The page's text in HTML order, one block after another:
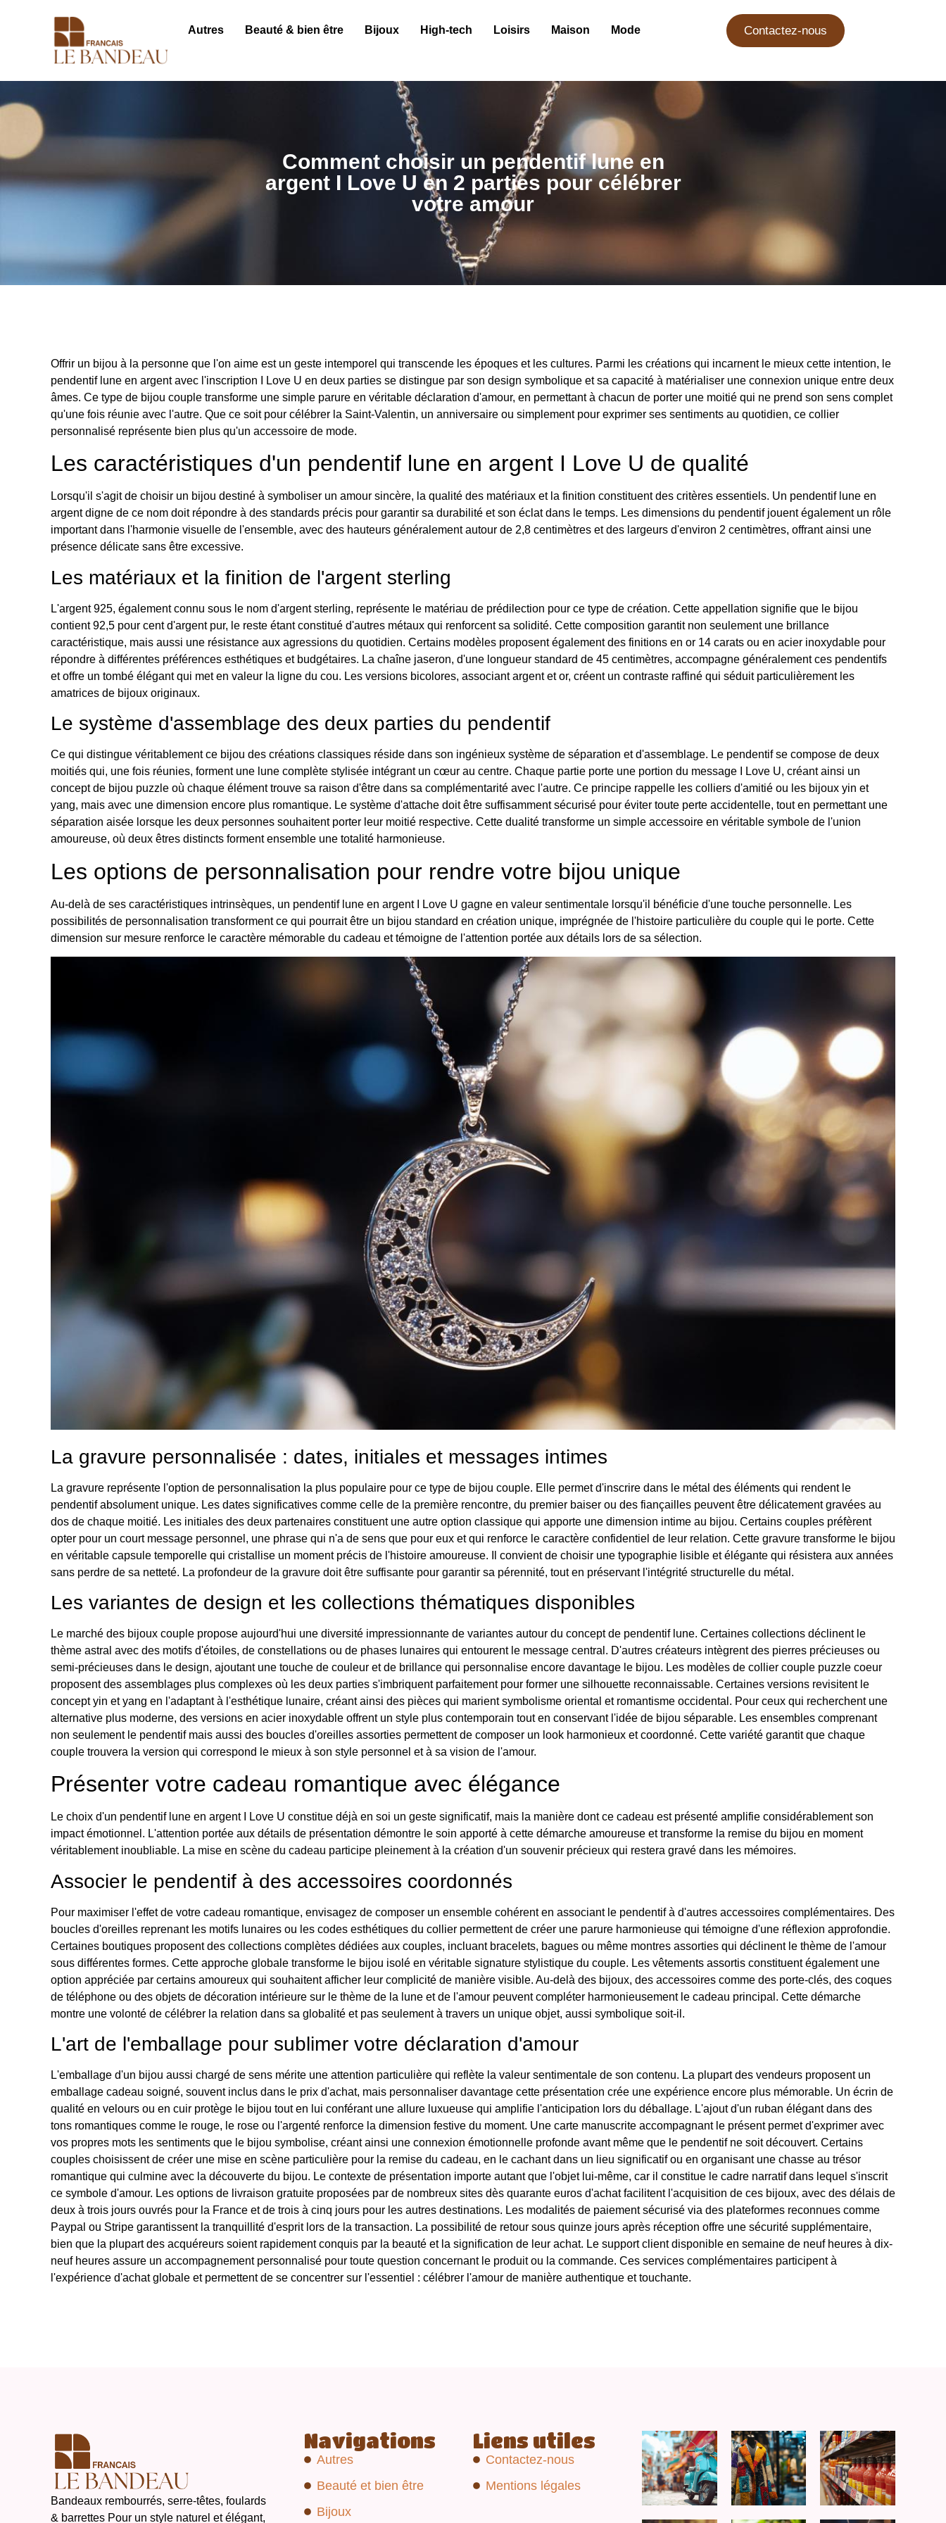
Autres Beauté & bien être Bijoux High-tech Loisirs Maison Mode Contactez-nous
Comment choisir un pendentif lune en
argent I Love U en 2 parties pour célébrer
votre amour
Offrir un bijou à la personne que l'on aime est un geste intemporel qui transcende les époques et les cultures. Parmi les créations qui incarnent le mieux cette intention, le
pendentif lune en argent avec l'inscription I Love U en deux parties se distingue par son design symbolique et sa capacité à matérialiser une connexion unique entre deux
âmes. Ce type de bijou couple transforme une simple parure en véritable déclaration d'amour, en permettant à chacun de porter une moitié qui ne prend son sens complet
qu'une fois réunie avec l'autre. Que ce soit pour célébrer la Saint-Valentin, un anniversaire ou simplement pour exprimer ses sentiments au quotidien, ce collier
personnalisé représente bien plus qu'un accessoire de mode.
Les caractéristiques d'un pendentif lune en argent I Love U de qualité
Lorsqu'il s'agit de choisir un bijou destiné à symboliser un amour sincère, la qualité des matériaux et la finition constituent des critères essentiels. Un pendentif lune en
argent digne de ce nom doit répondre à des standards précis pour garantir sa durabilité et son éclat dans le temps. Les dimensions du pendentif jouent également un rôle
important dans l'harmonie visuelle de l'ensemble, avec des hauteurs généralement autour de 2,8 centimètres et des largeurs d'environ 2 centimètres, offrant ainsi une
présence délicate sans être excessive.
Les matériaux et la finition de l'argent sterling
L'argent 925, également connu sous le nom d'argent sterling, représente le matériau de prédilection pour ce type de création. Cette appellation signifie que le bijou
contient 92,5 pour cent d'argent pur, le reste étant constitué d'autres métaux qui renforcent sa solidité. Cette composition garantit non seulement une brillance
caractéristique, mais aussi une résistance aux agressions du quotidien. Certains modèles proposent également des finitions en or 14 carats ou en acier inoxydable pour
répondre à différentes préférences esthétiques et budgétaires. La chaîne jaseron, d'une longueur standard de 45 centimètres, accompagne généralement ces pendentifs
et offre un tombé élégant qui met en valeur la ligne du cou. Les versions bicolores, associant argent et or, créent un contraste raffiné qui séduit particulièrement les
amatrices de bijoux originaux.
Le système d'assemblage des deux parties du pendentif
Ce qui distingue véritablement ce bijou des créations classiques réside dans son ingénieux système de séparation et d'assemblage. Le pendentif se compose de deux
moitiés qui, une fois réunies, forment une lune complète stylisée intégrant un cœur au centre. Chaque partie porte une portion du message I Love U, créant ainsi un
concept de bijou puzzle où chaque élément trouve sa raison d'être dans sa complémentarité avec l'autre. Ce principe rappelle les colliers d'amitié ou les bijoux yin et
yang, mais avec une dimension encore plus romantique. Le système d'attache doit être suffisamment sécurisé pour éviter toute perte accidentelle, tout en permettant une
séparation aisée lorsque les deux personnes souhaitent porter leur moitié respective. Cette dualité transforme un simple accessoire en véritable symbole de l'union
amoureuse, où deux êtres distincts forment ensemble une totalité harmonieuse.
Les options de personnalisation pour rendre votre bijou unique
Au-delà de ses caractéristiques intrinsèques, un pendentif lune en argent I Love U gagne en valeur sentimentale lorsqu'il bénéficie d'une touche personnelle. Les
possibilités de personnalisation transforment ce qui pourrait être un bijou standard en création unique, imprégnée de l'histoire particulière du couple qui le porte. Cette
dimension sur mesure renforce le caractère mémorable du cadeau et témoigne de l'attention portée aux détails lors de sa sélection.
La gravure personnalisée : dates, initiales et messages intimes
La gravure représente l'option de personnalisation la plus populaire pour ce type de bijou couple. Elle permet d'inscrire dans le métal des éléments qui rendent le
pendentif absolument unique. Les dates significatives comme celle de la première rencontre, du premier baiser ou des fiançailles peuvent être délicatement gravées au
dos de chaque moitié. Les initiales des deux partenaires constituent une autre option classique qui apporte une dimension intime au bijou. Certains couples préfèrent
opter pour un court message personnel, une phrase qui n'a de sens que pour eux et qui renforce le caractère confidentiel de leur relation. Cette gravure transforme le bijou
en véritable capsule temporelle qui cristallise un moment précis de l'histoire amoureuse. Il convient de choisir une typographie lisible et élégante qui résistera aux années
sans perdre de sa netteté. La profondeur de la gravure doit être suffisante pour garantir sa pérennité, tout en préservant l'intégrité structurelle du métal.
Les variantes de design et les collections thématiques disponibles
Le marché des bijoux couple propose aujourd'hui une diversité impressionnante de variantes autour du concept de pendentif lune. Certaines collections déclinent le
thème astral avec des motifs d'étoiles, de constellations ou de phases lunaires qui entourent le message central. D'autres créateurs intègrent des pierres précieuses ou
semi-précieuses dans le design, ajoutant une touche de couleur et de brillance qui personnalise encore davantage le bijou. Les modèles de collier couple puzzle coeur
proposent des assemblages plus complexes où les deux parties s'imbriquent parfaitement pour former une silhouette reconnaissable. Certaines versions revisitent le
concept yin et yang en l'adaptant à l'esthétique lunaire, créant ainsi des pièces qui marient symbolisme oriental et romantisme occidental. Pour ceux qui recherchent une
alternative plus moderne, des versions en acier inoxydable offrent un style plus contemporain tout en conservant l'idée de bijou séparable. Les ensembles comprenant
non seulement le pendentif mais aussi des boucles d'oreilles assorties permettent de composer un look harmonieux et coordonné. Cette variété garantit que chaque
couple trouvera la version qui correspond le mieux à son style personnel et à sa vision de l'amour.
Présenter votre cadeau romantique avec élégance
Le choix d'un pendentif lune en argent I Love U constitue déjà en soi un geste significatif, mais la manière dont ce cadeau est présenté amplifie considérablement son
impact émotionnel. L'attention portée aux détails de présentation démontre le soin apporté à cette démarche amoureuse et transforme la remise du bijou en moment
véritablement inoubliable. La mise en scène du cadeau participe pleinement à la création d'un souvenir précieux qui restera gravé dans les mémoires.
Associer le pendentif à des accessoires coordonnés
Pour maximiser l'effet de votre cadeau romantique, envisagez de composer un ensemble cohérent en associant le pendentif à d'autres accessoires complémentaires. Des
boucles d'oreilles reprenant les motifs lunaires ou les codes esthétiques du collier permettent de créer une parure harmonieuse qui témoigne d'une réflexion approfondie.
Certaines boutiques proposent des collections complètes dédiées aux couples, incluant bracelets, bagues ou même montres assorties qui déclinent le thème de l'amour
sous différentes formes. Cette approche globale transforme le bijou isolé en véritable signature stylistique du couple. Les vêtements assortis constituent également une
option appréciée par certains amoureux qui souhaitent afficher leur complicité de manière visible. Au-delà des bijoux, des accessoires comme des porte-clés, des coques
de téléphone ou des objets de décoration intérieure sur le thème de la lune et de l'amour peuvent compléter harmonieusement le cadeau principal. Cette démarche
montre une volonté de célébrer la relation dans sa globalité et pas seulement à travers un unique objet, aussi symbolique soit-il.
L'art de l'emballage pour sublimer votre déclaration d'amour
L'emballage d'un bijou aussi chargé de sens mérite une attention particulière qui reflète la valeur sentimentale de son contenu. La plupart des vendeurs proposent un
emballage cadeau soigné, souvent inclus dans le prix d'achat, mais personnaliser davantage cette présentation crée une expérience encore plus mémorable. Un écrin de
qualité en velours ou en cuir protège le bijou tout en lui conférant une allure luxueuse qui amplifie l'anticipation lors du déballage. L'ajout d'un ruban élégant dans des
tons romantiques comme le rouge, le rose ou l'argenté renforce la dimension festive du moment. Une carte manuscrite accompagnant le présent permet d'exprimer avec
vos propres mots les sentiments que le bijou symbolise, créant ainsi une connexion émotionnelle profonde avant même que le pendentif ne soit découvert. Certains
couples choisissent de créer une mise en scène particulière pour la remise du cadeau, en le cachant dans un lieu significatif ou en organisant une chasse au trésor
romantique qui culmine avec la découverte du bijou. Le contexte de présentation importe autant que l'objet lui-même, car il constitue le cadre narratif dans lequel s'inscrit
ce symbole d'amour. Les options de livraison gratuite proposées par de nombreux sites dès quarante euros d'achat facilitent l'acquisition de ces bijoux, avec des délais de
deux à trois jours ouvrés pour la France et de trois à cinq jours pour les autres destinations. Les modalités de paiement sécurisé via des plateformes reconnues comme
Paypal ou Stripe garantissent la tranquillité d'esprit lors de la transaction. La possibilité de retour sous quinze jours après réception offre une sécurité supplémentaire,
bien que la plupart des acquéreurs soient rapidement conquis par la beauté et la signification de leur achat. Le support client disponible en semaine de neuf heures à dix-
neuf heures assure un accompagnement personnalisé pour toute question concernant le produit ou la commande. Ces services complémentaires participent à
l'expérience d'achat globale et permettent de se concentrer sur l'essentiel : célébrer l'amour de manière authentique et touchante.
Bandeaux rembourrés, serre-têtes, foulards
& barrettes Pour un style naturel et élégant,
Navigations
Autres
Beauté et bien être
Bijoux
Liens utiles
Contactez-nous
Mentions légales